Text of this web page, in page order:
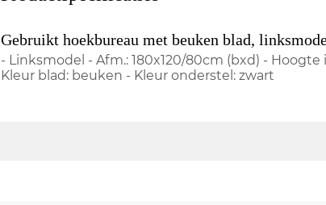
Gebruikt hoekbureau met beuken blad,
- Linksmodel - Afm.: 180x120/80cm (bxd) - Hoogte
Kleur blad: beuken - Kleur onderstel: zwart